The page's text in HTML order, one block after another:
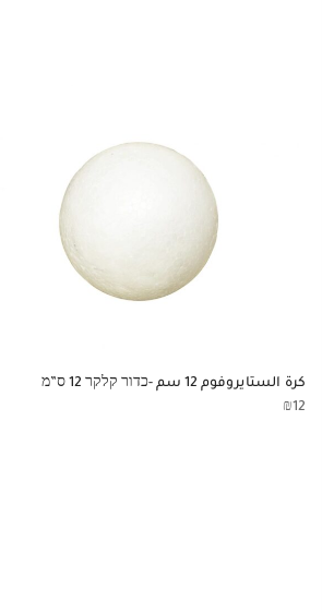
كرة الستايروفوم 12 سم -כדור קלקר 12 ס”מ
₪12